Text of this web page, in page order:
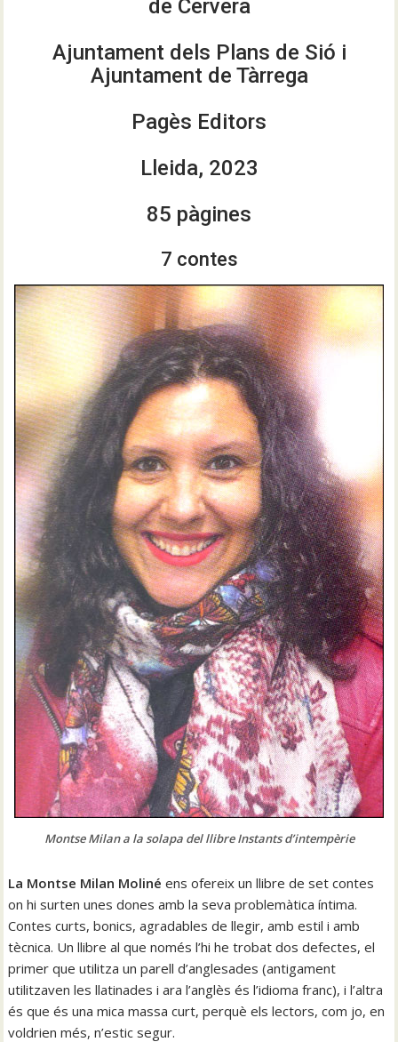
de Cervera
Ajuntament dels Plans de Sió i
Ajuntament de Tàrrega
Pagès Editors
Lleida, 2023
85 pàgines
7 contes
Montse Milan a la solapa del llibre Instants d’intempèrie
La Montse Milan Moliné ens ofereix un llibre de set contes
on hi surten unes dones amb la seva problemàtica íntima.
Contes curts, bonics, agradables de llegir, amb estil i amb
tècnica. Un llibre al que només l’hi he trobat dos defectes, el
primer que utilitza un parell d’anglesades (antigament
utilitzaven les llatinades i ara l’anglès és l’idioma franc), i l’altra
és que és una mica massa curt, perquè els lectors, com jo, en
voldrien més, n’estic segur.